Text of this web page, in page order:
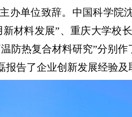
办单位致辞。中国科学院
材料发展”、重庆大学校
防热复合材料研究”分别
告了企业创新发展经验及